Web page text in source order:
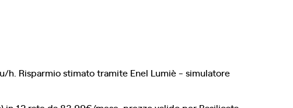
Risparmio stimato tramite Enel Lumiè - simulatore